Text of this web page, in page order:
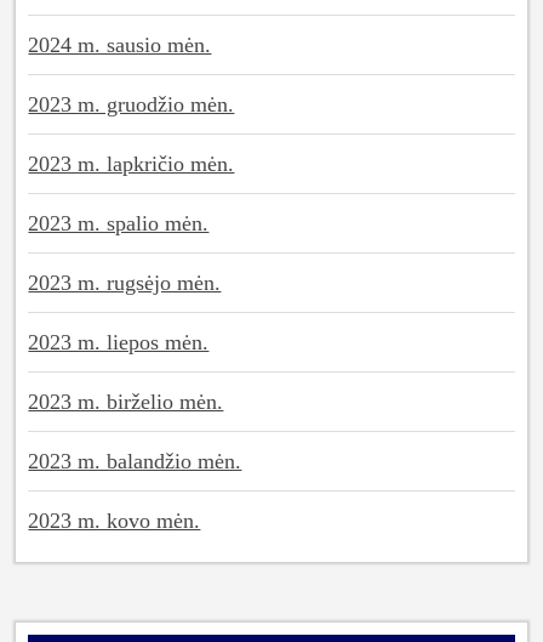
2024 m. sausio mėn.
2023 m. gruodžio mėn.
2023 m. lapkričio mėn.
2023 m. spalio mėn.
2023 m. rugsėjo mėn.
2023 m. liepos mėn.
2023 m. birželio mėn.
2023 m. balandžio mėn.
2023 m. kovo mėn.